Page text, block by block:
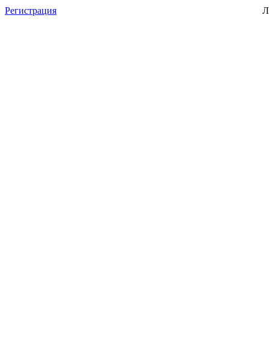
Регистрация